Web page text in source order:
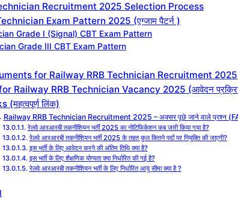
Recruitment 2025 Selection Process
Exam Pattern 2025 (एग्जाम पैटर्न )
Grade I (Signal) CBT Exam Pattern
Grade III CBT Exam Pattern
for Railway RRB Technician Recruitment 2025
Railway RRB Technician Vacancy 2025 (आवेदन
लिंक)
Railway RRB Technician Recruitment 2025 – अक्सर पूछे जाने वाले प्रश्न
रेलवे आरआरबी तकनीशियन भर्ती 2025 का नोटिफिकेशन कब जारी किया गया है?
रेलवे आरआरबी तकनीशियन भर्ती 2025 के तहत कुल कितने पदों पर नियुक्ति की जाएगी?
इस भर्ती के लिए आवेदन करने की अंतिम तिथि क्या है?
इस भर्ती के लिए शैक्षणिक योग्यता क्या निर्धारित की गई है?
रेलवे आरआरबी तकनीशियन भर्ती के लिए निर्धारित आयु सीमा क्या है ?